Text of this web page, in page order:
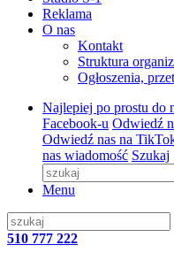
Reklama
O nas
Kontakt
Struktura
Ogłoszenia,
Najlepiej po prostu do
Facebook-u Odwiedź
Odwiedź nas na
nas wiadomość Szukaj
Menu
510 777 222